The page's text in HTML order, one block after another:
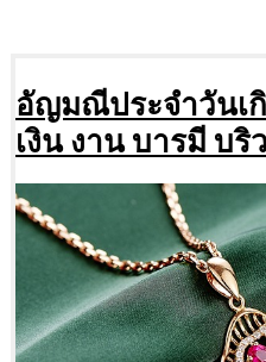
อัญมณีประจำวันเ
เงิน งาน บารมี บริ